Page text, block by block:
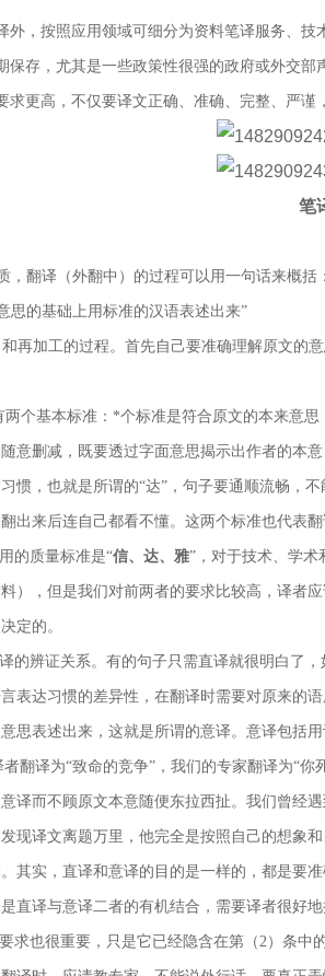
外，按照应用领域可细分为资料笔译服务、
保存，尤其是一些政策性很强的政府或外交
求更高，不仅要译文正确、准确、完整、严谨
笔
，翻译（外翻中）的过程可以用一句话来概括：
思的基础上用标准的汉语表述出来”
加工的过程。首先自己要准确理解原文的
两个基本标准：*个标准是符合原文的本来意
意删减，既要透过字面意思揭示出作者的本
惯，也就是所谓的“达”，句子要通顺流畅，
出来后连自己都看不懂。这两个标准也代表
的质量标准是“信、达、雅”，对于技术、学术
），但是我们对前两者的要求比较高，译者
定的。
的辨证关系。有的句子只需直译就很明白了，
表达习惯的差异性，在翻译时需要对原来的
思表述出来，这就是所谓的意译。意译包括
者翻译为“致命的竞争”，我们的专家翻译为“
译而不顾原文本意随便东拉西扯。我们曾经
现译文离题万里，他完全是按照自己的想象
其实，直译和意译的目的是一样的，都是要
直译与意译二者的有机结合，需要译者很好
求也很重要，只是它已经隐含在第（2）条中